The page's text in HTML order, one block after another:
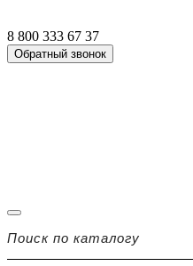
8 800 333 67 37
Обратный звонок